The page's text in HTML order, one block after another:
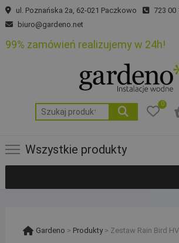
Skip
to
ul. Poznańska 2a, 62-021 Paczkowo
723 00
biuro@gardeno.net
99% zamówień realizujemy w 24h!
Szukaj:
0
Wszystkie produkty
Gardeno > Produkty> Zestaw Rain Bird HV 8 sekcji: kolektor z